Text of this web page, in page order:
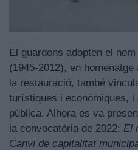
El guardons adopten el
(1945-2012), en homenatge
la restauració, també
turístiques i econòmiques, i
pública. Alhora es va
la convocatòria de 2022: El
Canvi de capitalitat